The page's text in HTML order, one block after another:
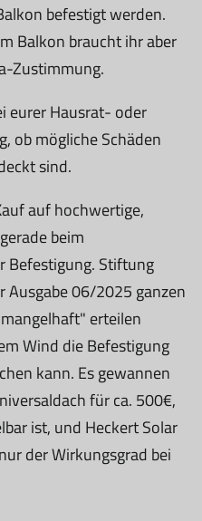
befestigt werden.
Balkon braucht ihr aber
Zustimmung.
eurer Hausrat- oder
ob mögliche Schäden
sind.
auf hochwertige,
beim
Befestigung. Stiftung
Ausgabe 06/2025 ganzen
erteilen
Wind die Befestigung
kann. Es gewannen
für ca. 500€,
ist, und Heckert Solar
der Wirkungsgrad bei